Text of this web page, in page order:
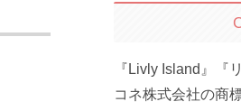
『Livly Island』『
コネ株式会社の商